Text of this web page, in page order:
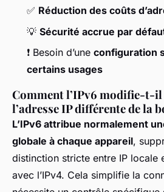
✅ Réduction des coûts
💡 Sécurité accrue par
❗ Besoin d’une configuration
certains usages
Comment l’IPv6 modifie-t-il
l’adresse IP différente de la
L’IPv6 attribue normalement
globale à chaque appareil,
distinction stricte entre IP locale
avec l’IPv4. Cela simplifie la